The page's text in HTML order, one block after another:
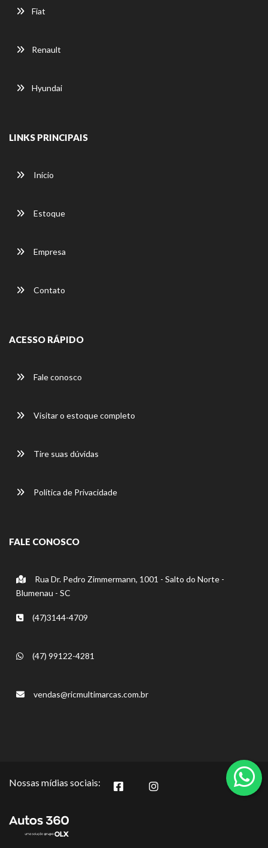
Fiat
Renault
Hyundai
LINKS PRINCIPAIS
Início
Estoque
Empresa
Contato
ACESSO RÁPIDO
Fale conosco
Visitar o estoque completo
Tire suas dúvidas
Política de Privacidade
FALE CONOSCO
Rua Dr. Pedro Zimmermann, 1001 - Salto do Norte -
Blumenau - SC
(47)3144-4709
(47) 99122-4281
vendas@ricmultimarcas.com.br
Nossas mídias sociais: